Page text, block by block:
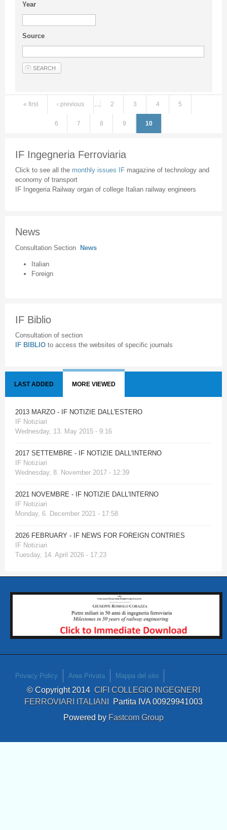
Year
Source
Pages
« first ‹ previous … 2 3 4 5
6 7 8 9 10
IF Ingegneria Ferroviaria
Click to see all the monthly issues IF magazine of technology and
economy of transport
IF Ingegeria Railway organ of college Italian railway engineers
News
Consultation Section News
Italian
Foreign
IF Biblio
Consultation of section
IF BIBLIO to access the websites of specific journals
LAST ADDED MORE VIEWED
2013 MARZO - IF NOTIZIE DALL'ESTERO
IF Notiziari
Wednesday, 13. May 2015 - 9:16
2017 SETTEMBRE - IF NOTIZIE DALL'INTERNO
IF Notiziari
Wednesday, 8. November 2017 - 12:39
2021 NOVEMBRE - IF NOTIZIE DALL'INTERNO
IF Notiziari
Monday, 6. December 2021 - 17:58
2026 FEBRUARY - IF NEWS FOR FOREIGN CONTRIES
IF Notiziari
Tuesday, 14. April 2026 - 17:23
Privacy Policy Area Privata Mappa del sito
© Copyright 2014 CIFI COLLEGIO INGEGNERI
FERROVIARI ITALIANI Partita IVA 00929941003
Powered by Fastcom Group